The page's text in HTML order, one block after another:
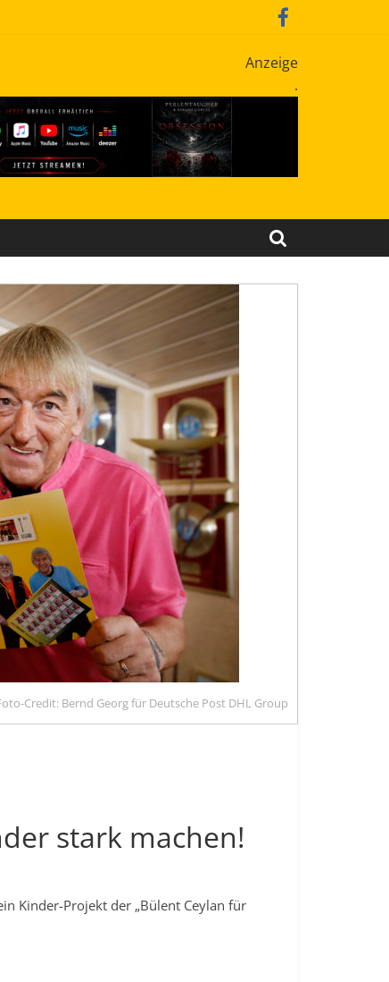
Anzeige
.
Credit: Bernd Georg für Deutsche Post DHL Group
stark machen!
Kinder-Projekt der „Bülent Ceylan für